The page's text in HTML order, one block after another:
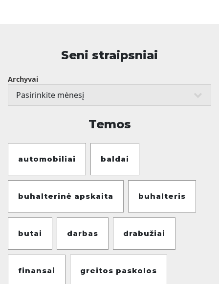
Seni straipsniai
Archyvai
Temos
automobiliai baldai
buhalterinė apskaita buhalteris
butai darbas drabužiai
finansai greitos paskolos